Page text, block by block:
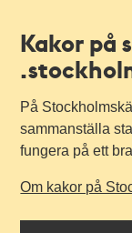
Kakor på
På
sammanställa
fungera på ett
Om kakor på